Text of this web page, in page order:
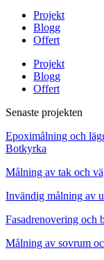
Projekt
Blogg
Offert
Projekt
Blogg
Offert
Senaste projekten
Epoximålning och
Botkyrka
Målning av tak och
Invändig målning av
Fasadrenovering och
Målning av sovrum